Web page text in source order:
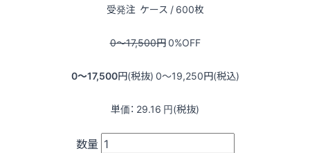
受発注 ケース / 600枚
0〜17,500円0%OFF
0〜17,500円(税抜) 0〜19,250円(税込)
単価： 29.16 円(税抜)
数量